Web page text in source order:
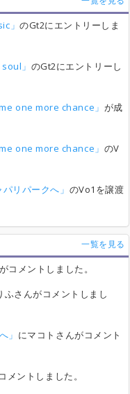
」のGt2にエントリーしま
」 のGt2にエントリーし
one more chance」 が成
one more chance」 のV
リパークへ」 のVo1を譲渡
一覧を見る
コメントしました。
ふさんがコメントしまし
」 にマコトさんがコメント
メントしました。